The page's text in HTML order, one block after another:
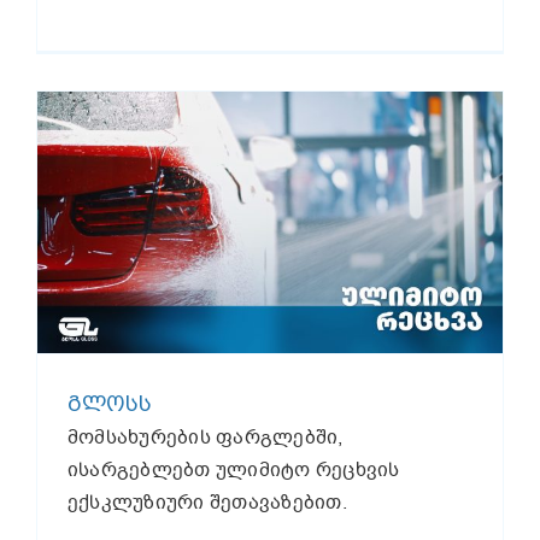
ᲒᲚᲝᲡᲡ
მომსახურების ფარგლებში,
ისარგებლებთ ულიმიტო რეცხვის
ექსკლუზიური შეთავაზებით.